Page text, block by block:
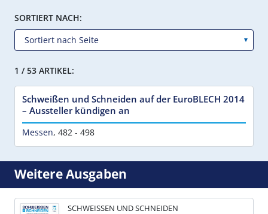
SORTIERT NACH:
1 / 53 ARTIKEL:
Schweißen und Schneiden auf der EuroBLECH 2014
– Aussteller kündigen an
Messen, 482 - 498
Weitere Ausgaben
SCHWEISSEN UND SCHNEIDEN